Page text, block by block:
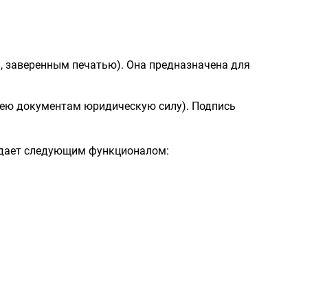
печатью). Она предназначена для
документам юридическую силу). Подпись
следующим функционалом: